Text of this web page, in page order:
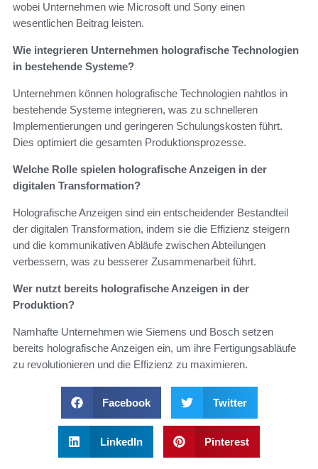
wobei Unternehmen wie Microsoft und Sony einen
wesentlichen Beitrag leisten.
Wie integrieren Unternehmen holografische Technologien
in bestehende Systeme?
Unternehmen können holografische Technologien nahtlos in
bestehende Systeme integrieren, was zu schnelleren
Implementierungen und geringeren Schulungskosten führt.
Dies optimiert die gesamten Produktionsprozesse.
Welche Rolle spielen holografische Anzeigen in der
digitalen Transformation?
Holografische Anzeigen sind ein entscheidender Bestandteil
der digitalen Transformation, indem sie die Effizienz steigern
und die kommunikativen Abläufe zwischen Abteilungen
verbessern, was zu besserer Zusammenarbeit führt.
Wer nutzt bereits holografische Anzeigen in der
Produktion?
Namhafte Unternehmen wie Siemens und Bosch setzen
bereits holografische Anzeigen ein, um ihre Fertigungsabläufe
zu revolutionieren und die Effizienz zu maximieren.
Facebook Twitter
LinkedIn Pinterest